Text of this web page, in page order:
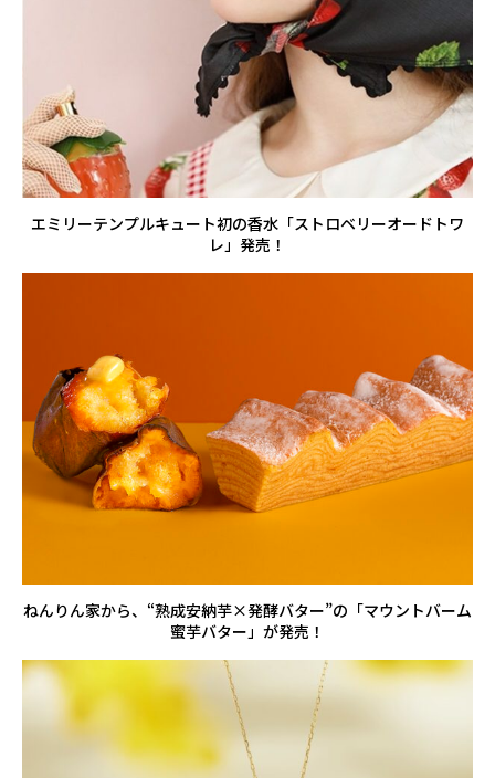
エミリーテンプルキュート初の香水「ストロベリーオードトワ
レ」発売！
ねんりん家から、“熟成安納芋×発酵バター”の「マウントバーム
蜜芋バター」が発売！